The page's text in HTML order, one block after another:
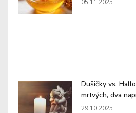
05.11.2025
Dušičky vs.
mrtvých, dva
29.10.2025